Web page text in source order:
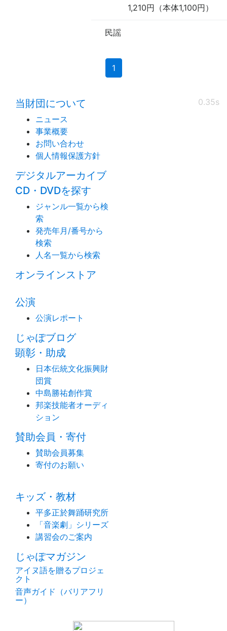
1,210円（本体1,100円）
民謡
1(current)
0.35s
当財団について
ニュース
事業概要
お問い合わせ
個人情報保護方針
デジタルアーカイブ
CD・DVDを探す
ジャンル一覧から検
索
発売年月/番号から
検索
人名一覧から検索
オンラインストア
公演
公演レポート
じゃぽブログ
顕彰・助成
日本伝統文化振興財
団賞
中島勝祐創作賞
邦楽技能者オーディ
ション
賛助会員・寄付
賛助会員募集
寄付のお願い
キッズ・教材
平多正於舞踊研究所
「音楽劇」シリーズ
講習会のご案内
じゃぽマガジン
アイヌ語を贈るプロジェ
クト
音声ガイド（バリアフリ
ー）